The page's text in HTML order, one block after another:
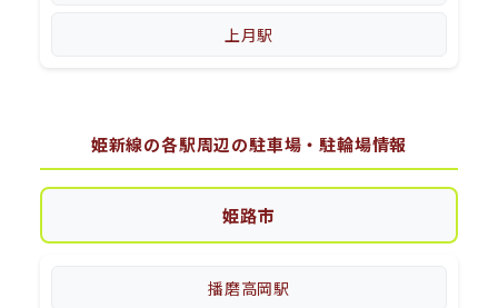
上月駅
姫新線の各駅周辺の駐車場・駐輪場情報
姫路市
播磨高岡駅